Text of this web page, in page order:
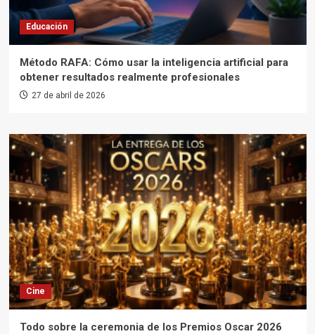
Educación
Método RAFA: Cómo usar la inteligencia artificial para
obtener resultados realmente profesionales
27 de abril de 2026
Cine
Todo sobre la ceremonia de los Premios Oscar 2026